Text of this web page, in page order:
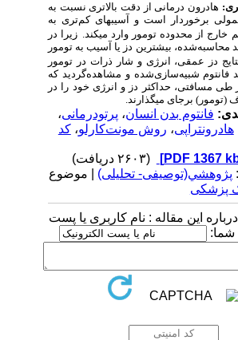
هادرون درمانی از دقت بالاتری نسبت به
برخوردار است و آسیب­های کم‌تری به
از محدوده تومور وارد می­کند. زیرا در
محاسبه‌شده، بیشترین دز یا آسیب به تومور
دز عمقی، انرژی و شار ذرات در تومور
فانتوم شبیه‌سازی‌شدهو مشاهده‌گردید که
طی مسافتی، حداکثر دز و انرژی خود را در
برجای می­گذارند.
فانتوم بدن انسان،پرتودرمانی،
،روش مونت‌کارلو،کد
تحلیلی) | موضوع
پزشکی
این مقاله : نام کاربری یا پست